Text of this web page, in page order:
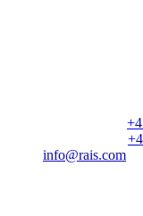
info@rais.com